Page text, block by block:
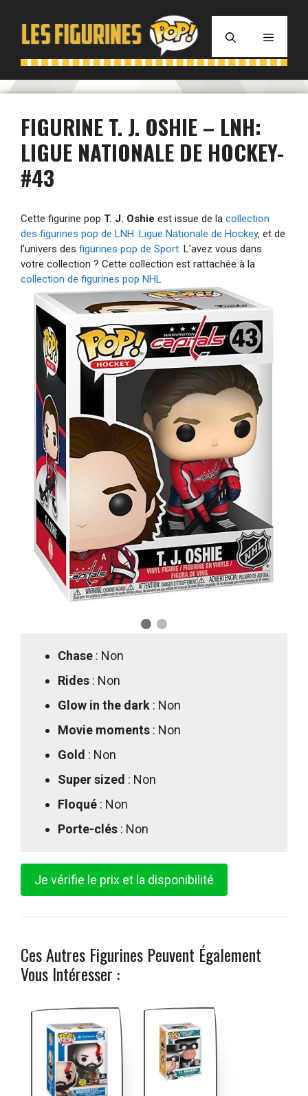
contenu
MENU
FIGURINE T. J. OSHIE – LNH:
LIGUE NATIONALE DE HOCKEY-
#43
Cette figurine pop T. J. Oshie est issue de la collection
des figurines pop de LNH: Ligue Nationale de Hockey, et de
l'univers des figurines pop de Sport. L'avez vous dans
votre collection ? Cette collection est rattachée à la
collection de figurines pop NHL
Chase : Non
Rides : Non
Glow in the dark : Non
Movie moments : Non
Gold : Non
Super sized : Non
Floqué : Non
Porte-clés : Non
Je vérifie le prix et la disponibilité
Ces Autres Figurines Peuvent Également
Vous Intéresser :